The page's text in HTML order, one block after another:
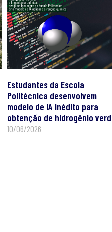
Estudantes da Escola
Politécnica desenvolvem
modelo de IA inédito para
obtenção de hidrogênio
10/06/2026